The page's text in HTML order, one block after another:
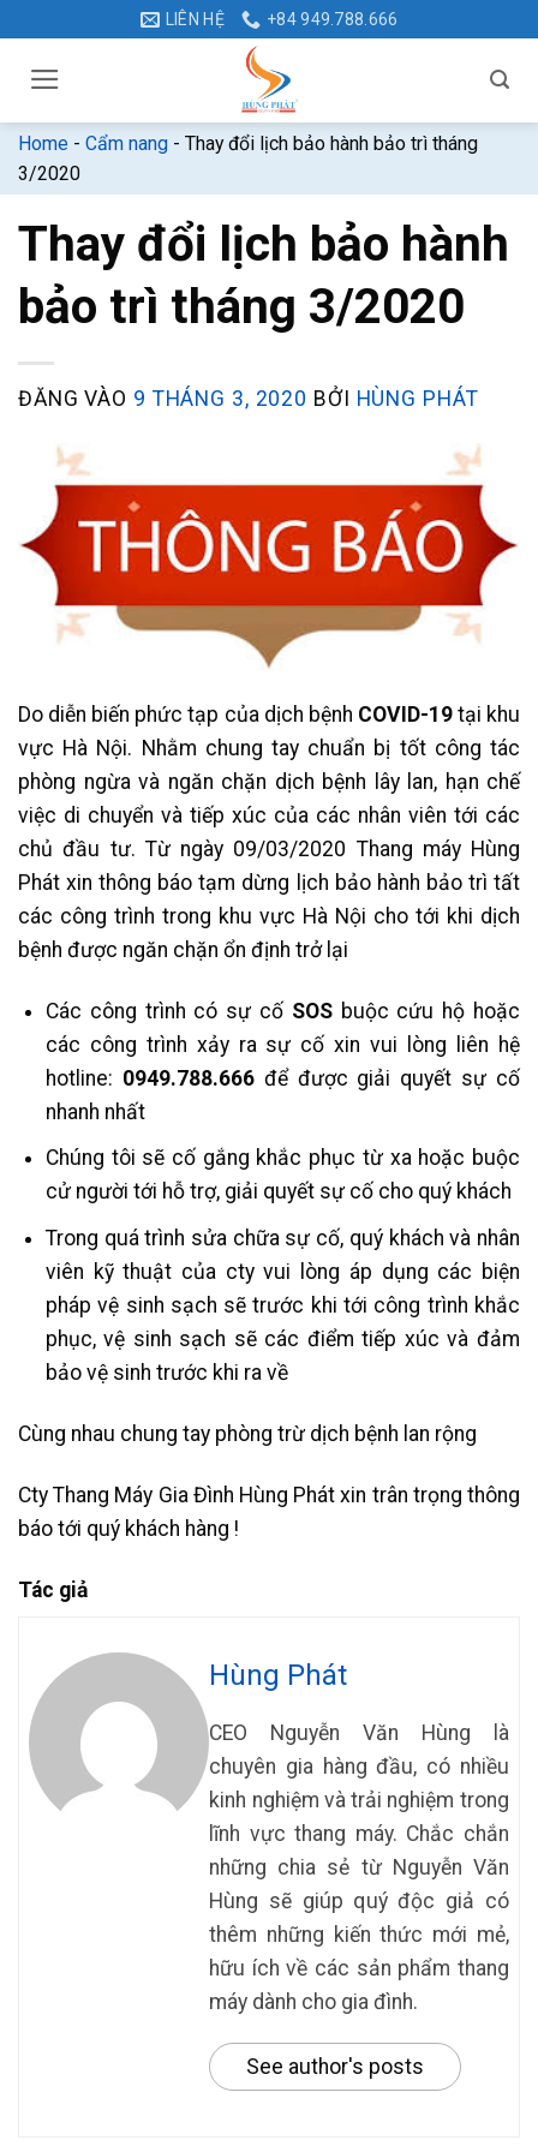
dung
LIÊN HỆ +84 949.788.666
Home - Cẩm nang - Thay đổi lịch bảo hành bảo trì tháng
3/2020
Thay đổi lịch bảo hành
bảo trì tháng 3/2020
ĐĂNG VÀO 9 THÁNG 3, 2020 BỞI HÙNG PHÁT
Do diễn biến phức tạp của dịch bệnh COVID-19tại khu
vực Hà Nội. Nhằm chung tay chuẩn bị tốt công tác
phòng ngừa và ngăn chặn dịch bệnh lây lan, hạn chế
việc di chuyển và tiếp xúc của các nhân viên tới các
chủ đầu tư. Từ ngày 09/03/2020 Thang máy Hùng
Phát xin thông báo tạm dừng lịch bảo hành bảo trì tất
các công trình trong khu vực Hà Nội cho tới khi dịch
bệnh được ngăn chặn ổn định trở lại
Các công trình có sự cốSOSbuộc cứu hộ hoặc
các công trình xảy ra sự cố xin vui lòng liên hệ
hotline: 0949.788.666để được giải quyết sự cố
nhanh nhất
Chúng tôi sẽ cố gắng khắc phục từ xa hoặc buộc
cử người tới hỗ trợ, giải quyết sự cố cho quý khách
Trong quá trình sửa chữa sự cố, quý khách và nhân
viên kỹ thuật của cty vui lòng áp dụng các biện
pháp vệ sinh sạch sẽ trước khi tới công trình khắc
phục, vệ sinh sạch sẽ các điểm tiếp xúc và đảm
bảo vệ sinh trước khi ra về
Cùng nhau chung tay phòng trừ dịch bệnh lan rộng
Cty Thang Máy Gia Đình Hùng Phát xin trân trọng thông
báo tới quý khách hàng !
Tác giả
Hùng Phát
CEO Nguyễn Văn Hùng là
chuyên gia hàng đầu, có nhiều
kinh nghiệm và trải nghiệm trong
lĩnh vực thang máy. Chắc chắn
những chia sẻ từ Nguyễn Văn
Hùng sẽ giúp quý độc giả có
thêm những kiến thức mới mẻ,
hữu ích về các sản phẩm thang
máy dành cho gia đình.
See author's posts